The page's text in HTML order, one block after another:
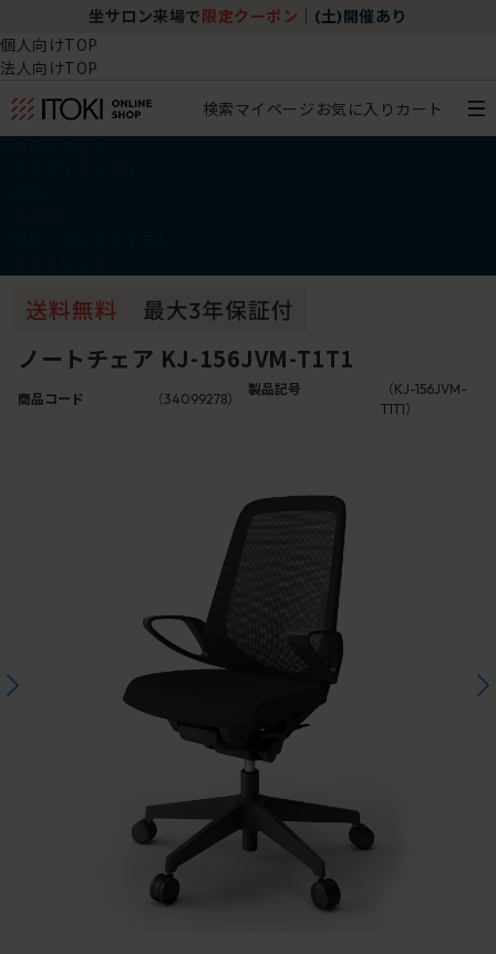
坐サロン来場で 限定クーポン (土)開催あり
個人向けTOP
法人向けTOP
検索マイページ お気に入り カート
ノートチェア KJ-156JVM-T1T1
商品コード （34099278）
製品記号
（KJ-156JVM-
T1T1）